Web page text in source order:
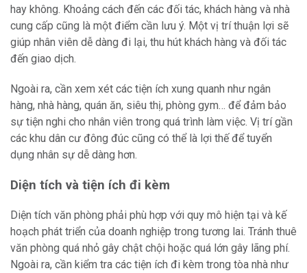
hay không. Khoảng cách đến các đối tác, khách hàng và nhà
cung cấp cũng là một điểm cần lưu ý. Một vị trí thuận lợi sẽ
giúp nhân viên dễ dàng đi lại, thu hút khách hàng và đối tác
đến giao dịch.
Ngoài ra, cần xem xét các tiện ích xung quanh như ngân
hàng, nhà hàng, quán ăn, siêu thị, phòng gym… để đảm bảo
sự tiện nghi cho nhân viên trong quá trình làm việc. Vị trí gần
các khu dân cư đông đúc cũng có thể là lợi thế để tuyển
dụng nhân sự dễ dàng hơn.
Diện tích và tiện ích đi kèm
Diện tích văn phòng phải phù hợp với quy mô hiện tại và kế
hoạch phát triển của doanh nghiệp trong tương lai. Tránh thuê
văn phòng quá nhỏ gây chật chội hoặc quá lớn gây lãng phí.
Ngoài ra, cần kiểm tra các tiện ích đi kèm trong tòa nhà như